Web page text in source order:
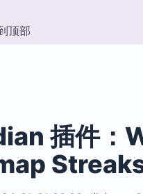
顶部
插件：